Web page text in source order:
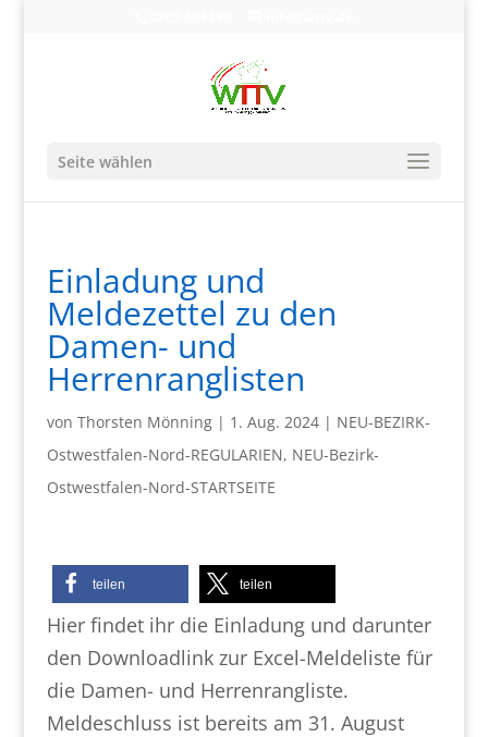
Seite wählen
Einladung und
Meldezettel zu den
Damen- und
Herrenranglisten
von Thorsten Mönning| 1. Aug. 2024| NEU-BEZIRK-
Ostwestfalen-Nord-REGULARIEN, NEU-Bezirk-
Ostwestfalen-Nord-STARTSEITE
teilen teilen
Hier findet ihr die Einladung und darunter
den Downloadlink zur Excel-Meldeliste für
die Damen- und Herrenrangliste.
Meldeschluss ist bereits am 31. August